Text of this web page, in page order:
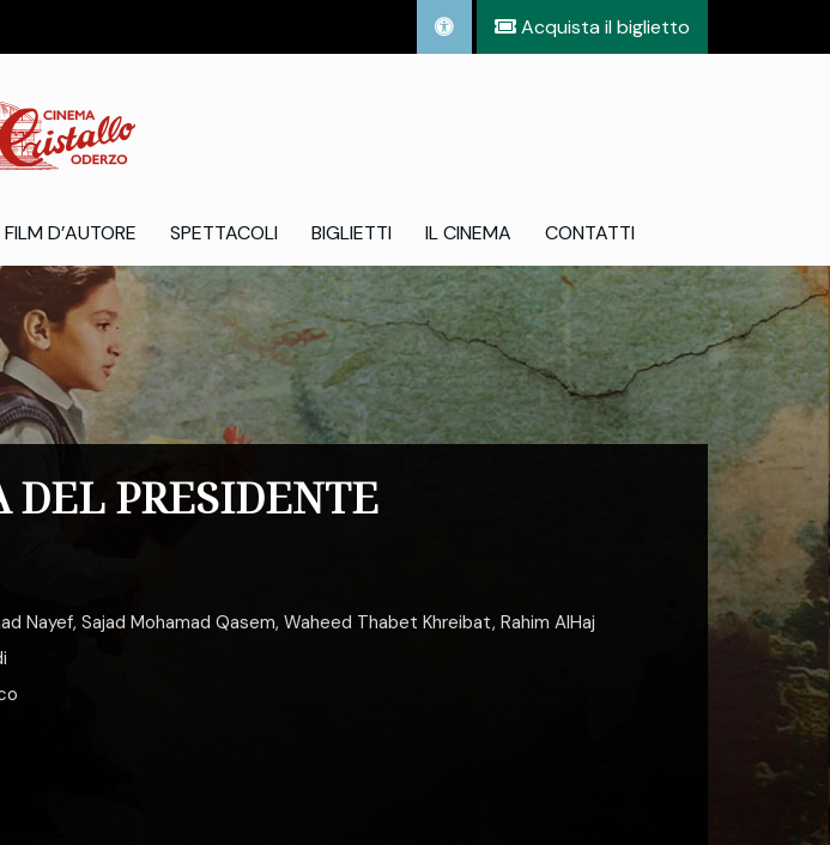
Acquista il biglietto
D’AUTORE SPETTACOLI BIGLIETTI IL CINEMA CONTATTI
DEL PRESIDENTE
Nayef, Sajad Mohamad Qasem, Waheed Thabet Khreibat, Rahim AlHaj